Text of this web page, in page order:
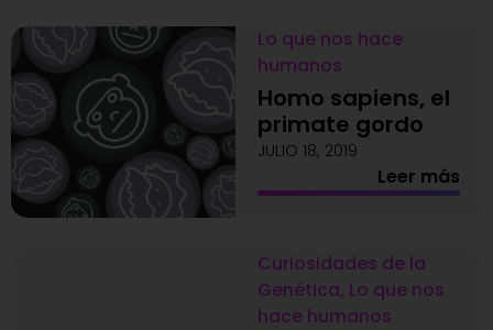
Lo que nos hace
humanos
Homo sapiens, el
primate gordo
JULIO 18, 2019
Leer más
Curiosidades de la
Genética, Lo que nos
hace humanos